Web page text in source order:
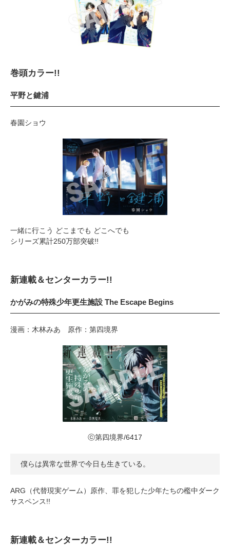
巻頭カラー!!
平野と鍵浦
春園ショウ
一緒に行こう どこまでも どこへでも
シリーズ累計250万部突破!!
新連載＆センターカラー!!
かがみの特殊少年更生施設 The Escape Begins
漫画：木林みあ 原作：第四境界
ⓒ第四境界/6417
僕らは異常な世界で今日も生きている。
ARG（代替現実ゲーム）原作、罪を犯した少年たちの檻中ダーク
サスペンス!!
新連載＆センターカラー!!